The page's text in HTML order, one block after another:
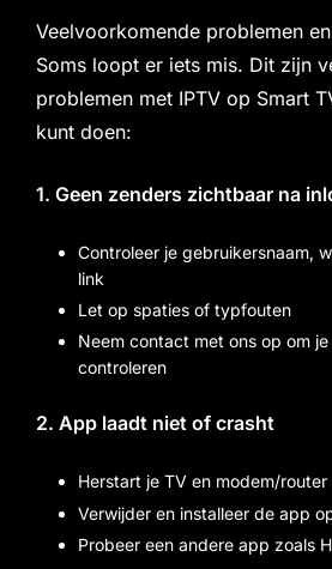
Veelvoorkomende problemen
Soms loopt er iets mis. Dit zijn
problemen met IPTV op Smart
kunt doen:
1. Geen zenders zichtbaar na
Controleer je gebruikersnaam,
link
Let op spaties of typfouten
Neem contact met ons op om
controleren
2. App laadt niet of crasht
Herstart je TV en modem/router
Verwijder en installeer de app
Probeer een andere app zoals